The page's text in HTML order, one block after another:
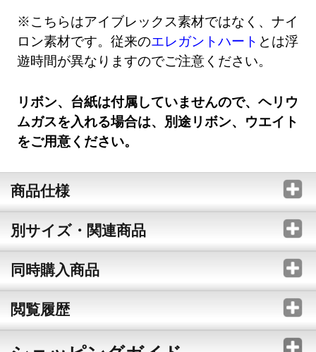
※こちらはアイブレックス素材ではなく、ナイ
ロン素材です。従来のエレガントハート とは浮
遊時間が異なりますのでご注意ください。
リボン、台紙は付属していませんので、ヘリウ
ムガスを入れる場合は、別途リボン、ウエイト
をご用意ください。
商品仕様
別サイズ・関連商品
同時購入商品
閲覧履歴